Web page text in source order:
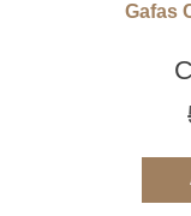
Gafas